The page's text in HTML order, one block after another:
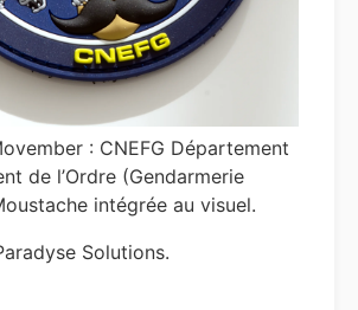
: CNEFG Département
de l’Ordre (Gendarmerie
intégrée au visuel.
Solutions.